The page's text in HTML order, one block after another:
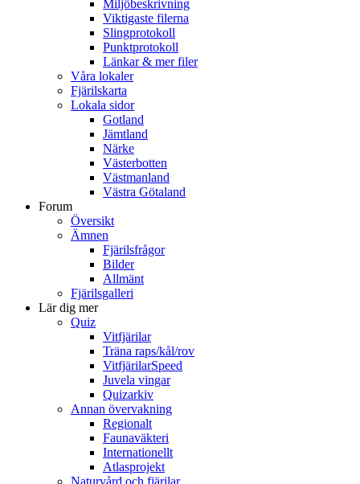
Miljöbeskrivning
Viktigaste filerna
Slingprotokoll
Punktprotokoll
Länkar & mer filer
Våra lokaler
Fjärilskarta
Lokala sidor
Gotland
Jämtland
Närke
Västerbotten
Västmanland
Västra Götaland
Forum
Översikt
Ämnen
Fjärilsfrågor
Bilder
Allmänt
Fjärilsgalleri
Lär dig mer
Quiz
Vitfjärilar
Träna raps/kål/rov
VitfjärilarSpeed
Juvela vingar
Quizarkiv
Annan övervakning
Regionalt
Faunaväkteri
Internationellt
Atlasprojekt
Naturvård och fjärilar